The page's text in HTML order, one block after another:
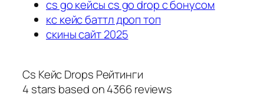
cs go кейсы cs go drop с бонусом
кс кейс баттл дроп топ
скины сайт 2025
Cs Кейс Drops Рейтинги
4 stars based on4366reviews